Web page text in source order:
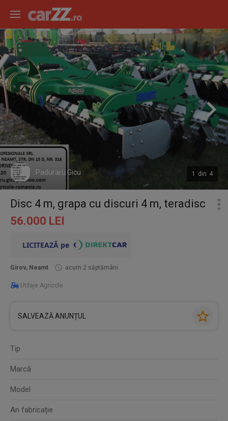
1 din 4
Paduraru Gicu
Disc 4 m, grapa cu discuri 4 m, teradisc
56.000 LEI
Girov, Neamt acum 2 săptămâni
Utilaje Agricole
SALVEAZĂ ANUNȚUL
Tip
Marcă
Model
An fabricație